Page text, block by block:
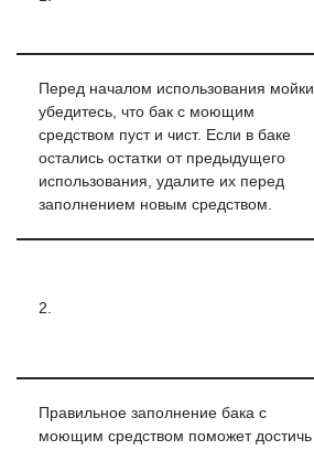
Перед началом использования мойки
убедитесь, что бак с моющим
средством пуст и чист. Если в баке
остались остатки от предыдущего
использования, удалите их перед
заполнением новым средством.
2.
Правильное заполнение бака с
моющим средством поможет достичь